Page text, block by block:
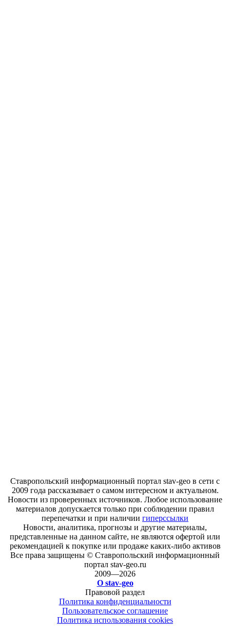
Ставропольский информационный портал stav-geo в сети с
2009 года рассказывает о самом интересном и актуальном.
Новости из проверенных источников. Любое использование
материалов допускается только при соблюдении правил
перепечатки и при наличии гиперссылки
Новости, аналитика, прогнозы и другие материалы,
представленные на данном сайте, не являются офертой или
рекомендацией к покупке или продаже каких-либо активов
Все права защищены © Ставропольский информационный
портал stav-geo.ru
2009—2026
О stav-geo
Правовой раздел
Политика конфиденциальности
Пользовательское соглашение
Политика использования cookies